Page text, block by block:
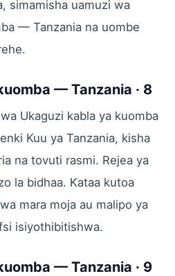
simamisha uamuzi wa
— Tanzania na uombe
— Tanzania · 8
Ukaguzi kabla ya kuomba
Kuu ya Tanzania, kisha
na tovuti rasmi. Rejea ya
la bidhaa. Kataa kutoa
mara moja au malipo ya
isiyothibitishwa.
— Tanzania · 9